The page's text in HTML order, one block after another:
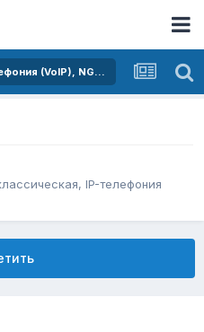
Телефония: классическая, IP-телефония (VoIP), NGN сети
IP-телефония